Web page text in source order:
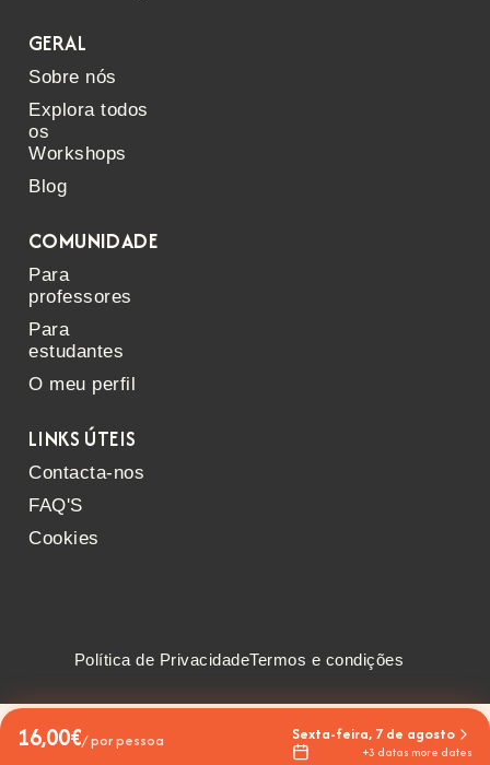
GERAL
Sobre nós
Explora todos
os
Workshops
Blog
COMUNIDADE
Para
professores
Para
estudantes
O meu perfil
LINKS ÚTEIS
Contacta-nos
FAQ'S
Cookies
Política de PrivacidadeTermos e condições
16,00€/ por pessoa Sexta-feira, 7 de agosto
+3 datas more dates